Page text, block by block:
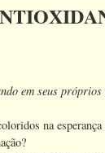
em seus
na